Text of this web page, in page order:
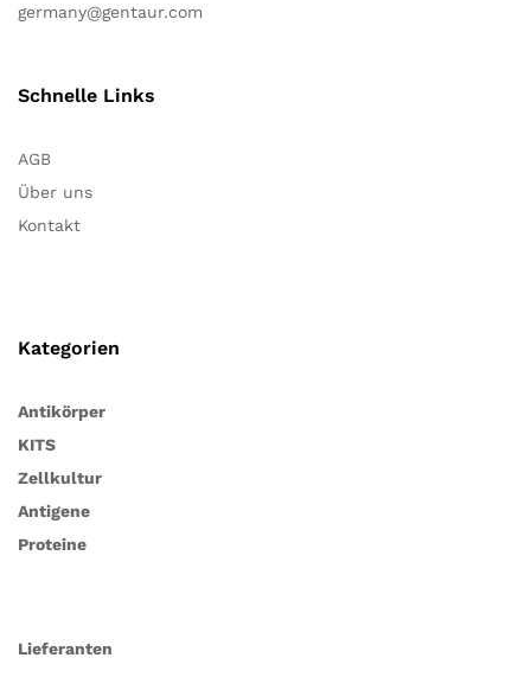
germany@gentaur.com
Schnelle Links
AGB
Über uns
Kontakt
Kategorien
Antikörper
KITS
Zellkultur
Antigene
Proteine
Lieferanten